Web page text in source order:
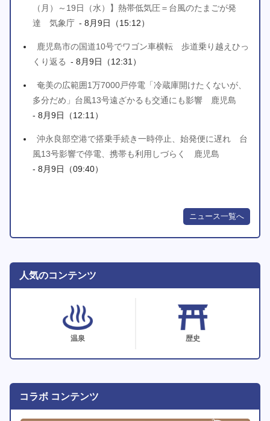
（月）～19日（水）】熱帯低気圧＝台風のたまごが発
達 気象庁 - 8月9日（15:12）
鹿児島市の国道10号でワゴン車横転 歩道乗り越えひっ
くり返る - 8月9日（12:31）
奄美の広範囲1万7000戸停電「冷蔵庫開けたくないが、
多分だめ」台風13号遠ざかるも交通にも影響 鹿児島
- 8月9日（12:11）
沖永良部空港で搭乗手続き一時停止、始発便に遅れ 台
風13号影響で停電、携帯も利用しづらく 鹿児島
- 8月9日（09:40）
ニュース一覧へ
人気のコンテンツ
温泉 歴史
コラボ コンテンツ